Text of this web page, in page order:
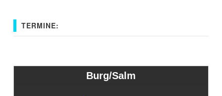
TERMINE:
Burg/Salm